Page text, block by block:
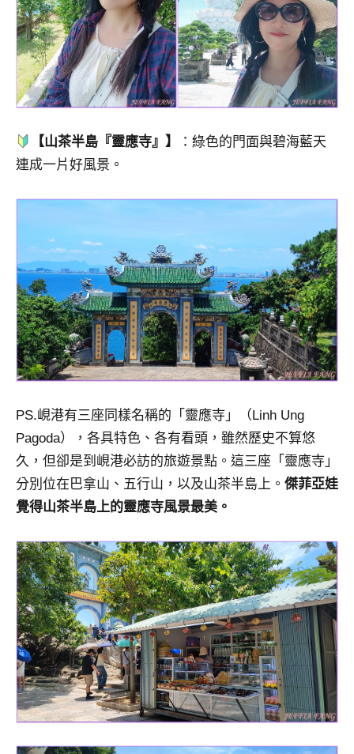
【山茶半島『靈應寺』】
：綠色的門面與碧海藍天
連成一片好風景。
PS.峴港有三座同樣名稱的「靈應寺」（Linh Ung
Pagoda），各具特色、各有看頭，雖然歷史不算悠
久，但卻是到峴港必訪的旅遊景點。這三座「靈應寺」
分別位在巴拿山、五行山，以及山茶半島上。 傑菲亞娃
覺得山茶半島上的靈應寺風景最美。